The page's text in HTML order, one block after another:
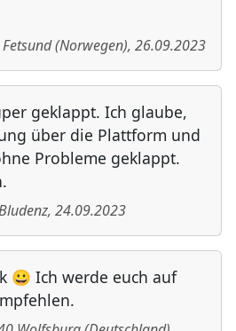
Fetsund(Norwegen), 26.09.2023
geklappt. Ich glaube,
über die Plattform und
Probleme geklappt.
, 24.09.2023
😀 Ich werde euch auf